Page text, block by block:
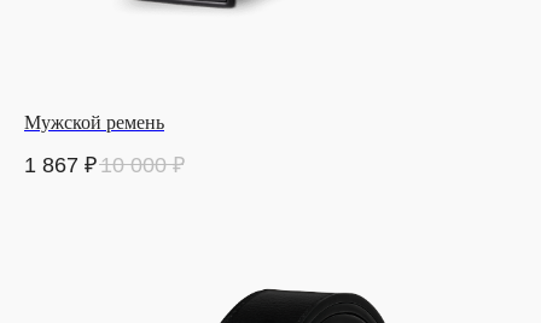
Мужской ремень
1 867 ₽10 000 ₽